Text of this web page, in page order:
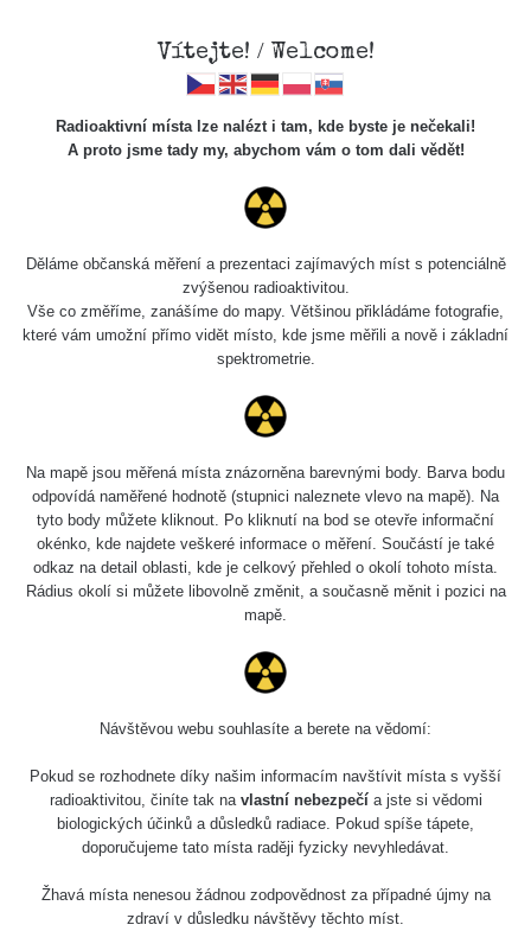
věda
Měření
Vítejte! / Welcome!
Radioaktivní místa lze nalézt i tam, kde byste je nečekali!
A proto jsme tady my, abychom vám o tom dali vědět!
Děláme občanská měření a prezentaci zajímavých míst s potenciálně
zvýšenou radioaktivitou.
Vše co změříme, zanášíme do mapy. Většinou přikládáme fotografie,
které vám umožní přímo vidět místo, kde jsme měřili a nově i základní
spektrometrie.
Na mapě jsou měřená místa znázorněna barevnými body. Barva bodu
odpovídá naměřené hodnotě (stupnici naleznete vlevo na mapě). Na
tyto body můžete kliknout. Po kliknutí na bod se otevře informační
okénko, kde najdete veškeré informace o měření. Součástí je také
odkaz na detail oblasti, kde je celkový přehled o okolí tohoto místa.
Rádius okolí si můžete libovolně změnit, a současně měnit i pozici na
mapě.
Návštěvou webu souhlasíte a berete na vědomí:
Pokud se rozhodnete díky našim informacím navštívit místa s vyšší
radioaktivitou, činíte tak na vlastní nebezpečía jste si vědomi
biologických účinků a důsledků radiace. Pokud spíše tápete,
doporučujeme tato místa raději fyzicky nevyhledávat.
Žhavá místa nenesou žádnou zodpovědnost za případné újmy na
zdraví v důsledku návštěvy těchto míst.